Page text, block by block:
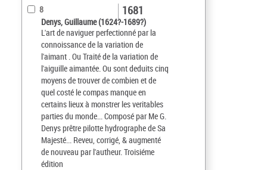
8
Denys, Guillaume (1624?-1689?)
L'art de naviguer perfectionné par la
connoissance de la variation de
l'aimant . Ou Traité de la variation de
l'aiguille aimantée. Ou sont deduits cinq
moyens de trouver de combien et de
quel costé le compas manque en
certains lieux à monstrer les veritables
parties du monde... Composé par Me G.
Denys prêtre pilotte hydrographe de Sa
Majesté... Reveu, corrigé, & augmenté
de nouveau par l'autheur. Troisiéme
édition
1681